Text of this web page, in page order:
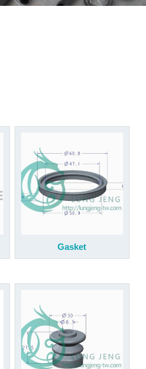
Gasket